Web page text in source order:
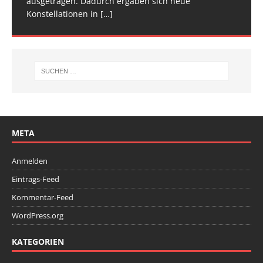
Konstellationen in […]
Deutschen[…]
META
Anmelden
Eintrags-Feed
Kommentar-Feed
WordPress.org
KATEGORIEN